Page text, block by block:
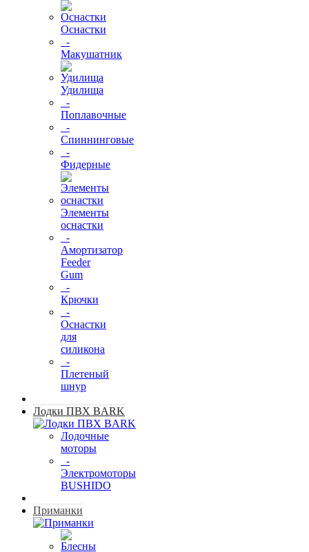
Оснастки
-
Макушатник
Удилища
-
Поплавочные
-
Спиннинговые
-
Фидерные
Элементы
оснастки
-
Амортизатор
Feeder
Gum
-
Крючки
-
Оснастки
для
силикона
-
Плетеный
шнур
Лодки ПВХ BARK
Лодочные
моторы
-
Электромоторы
BUSHIDO
Приманки